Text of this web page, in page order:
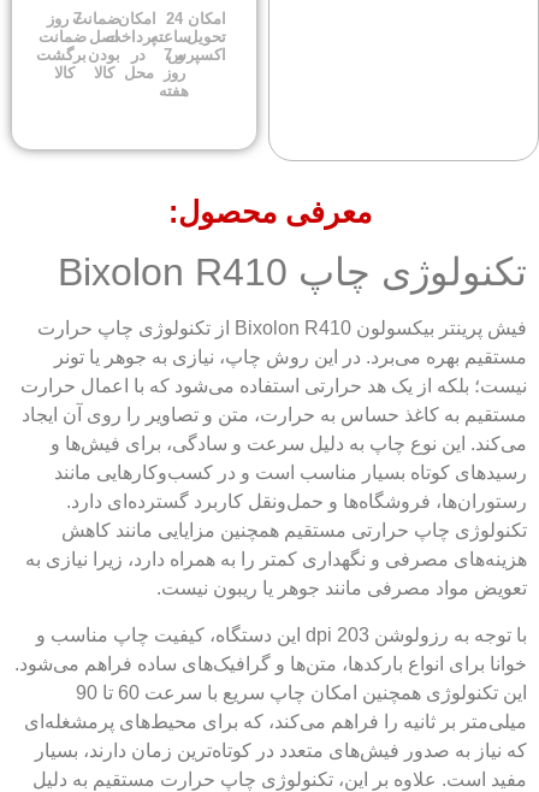
امکان
تحویل
اکسپرس
24
ساعته
و 7
روز
هفته
امکان
پرداخت
در
محل
ضمانت
اصل
بودن
کالا
7 روز
ضمانت
برگشت
کالا
معرفی محصول:
تکنولوژی چاپ Bixolon R410
فیش پرینتر بیکسولون Bixolon R410 از تکنولوژی چاپ حرارت
مستقیم بهره می‌برد. در این روش چاپ، نیازی به جوهر یا تونر
نیست؛ بلکه از یک هد حرارتی استفاده می‌شود که با اعمال حرارت
مستقیم به کاغذ حساس به حرارت، متن و تصاویر را روی آن ایجاد
می‌کند. این نوع چاپ به دلیل سرعت و سادگی، برای فیش‌ها و
رسیدهای کوتاه بسیار مناسب است و در کسب‌وکارهایی مانند
رستوران‌ها، فروشگاه‌ها و حمل‌ونقل کاربرد گسترده‌ای دارد.
تکنولوژی چاپ حرارتی مستقیم همچنین مزایایی مانند کاهش
هزینه‌های مصرفی و نگهداری کمتر را به همراه دارد، زیرا نیازی به
تعویض مواد مصرفی مانند جوهر یا ریبون نیست.
با توجه به رزولوشن 203 dpi این دستگاه، کیفیت چاپ مناسب و
خوانا برای انواع بارکدها، متن‌ها و گرافیک‌های ساده فراهم می‌شود.
این تکنولوژی همچنین امکان چاپ سریع با سرعت 60 تا 90
میلی‌متر بر ثانیه را فراهم می‌کند، که برای محیط‌های پرمشغله‌ای
که نیاز به صدور فیش‌های متعدد در کوتاه‌ترین زمان دارند، بسیار
مفید است. علاوه بر این، تکنولوژی چاپ حرارت مستقیم به دلیل